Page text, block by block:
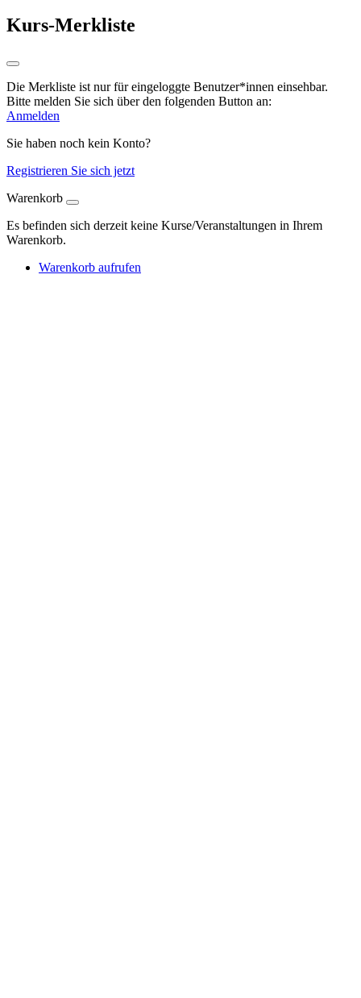
Kurs-Merkliste
Die Merkliste ist nur für eingeloggte Benutzer*innen einsehbar.
Bitte melden Sie sich über den folgenden Button an:
Anmelden
Sie haben noch kein Konto?
Registrieren Sie sich jetzt
Warenkorb
Es befinden sich derzeit keine Kurse/Veranstaltungen in Ihrem
Warenkorb.
Warenkorb aufrufen